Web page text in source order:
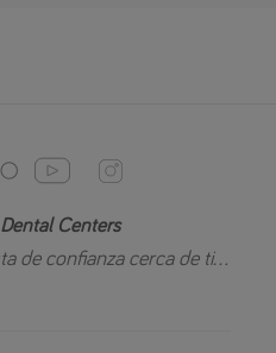
Centers
de confianza cerca de ti...